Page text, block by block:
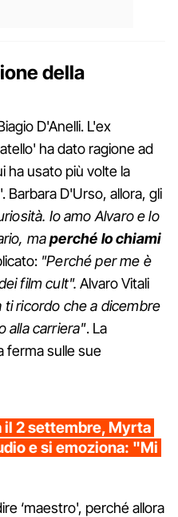
della
D'Anelli. L'ex
ha dato ragione ad
ha usato più volte la
Barbara D'Urso, allora, gli
Io amo Alvaro e lo
maperché lo chiami
"Perché per me è
film cult". Alvaro Vitali
ti ricordo che a dicembre
alla carriera". La
ferma sulle sue
il 2 settembre, Myrta
e si emoziona: "Mi
‘maestro', perché allora